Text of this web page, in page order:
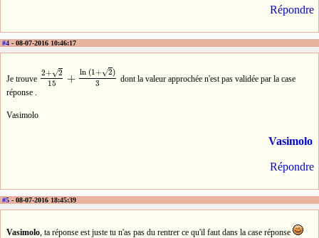
Répondre
#4 - 08-07-2016 10:46:17
Je trouve
2+ 2
√
15
+ ln (1+ 2
√ )
3
2+215+ ln( 1+2)3
dont la valeur approchée n'est pas validée par la case
réponse .
Vasimolo
Vasimolo
Répondre
#5 - 08-07-2016 18:45:39
Vasimolo, ta réponse est juste tu n'as pas du rentrer ce qu'il faut dans la case réponse